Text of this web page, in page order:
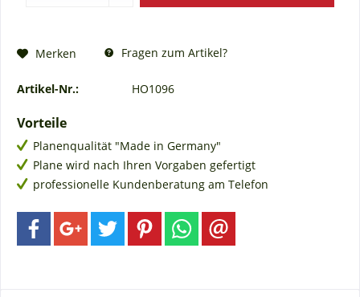
Merken Fragen zum Artikel?
Artikel-Nr.: HO1096
Vorteile
Planenqualität "Made in Germany"
Plane wird nach Ihren Vorgaben gefertigt
professionelle Kundenberatung am Telefon